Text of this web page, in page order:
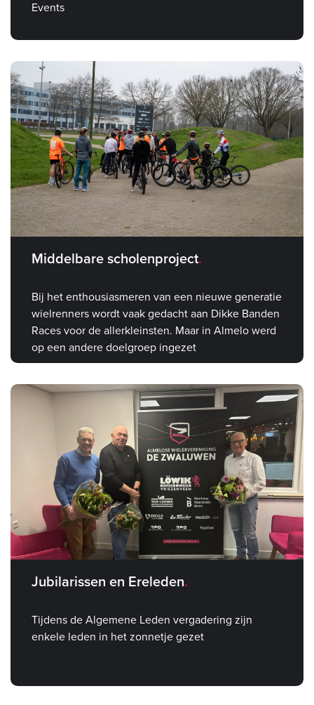
Events
Middelbare scholenproject
Bij het enthousiasmeren van een nieuwe generatie
wielrenners wordt vaak gedacht aan Dikke Banden
Races voor de allerkleinsten. Maar in Almelo werd
op een andere doelgroep ingezet
Jubilarissen en Ereleden
Tijdens de Algemene Leden vergadering zijn
enkele leden in het zonnetje gezet